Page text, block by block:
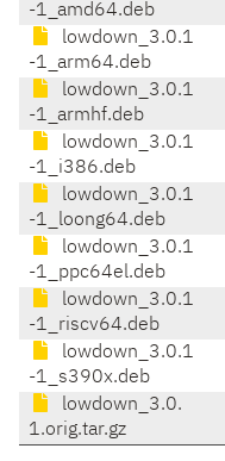
-1_amd64.deb
lowdown_3.0.1
-1_arm64.deb
lowdown_3.0.1
-1_armhf.deb
lowdown_3.0.1
-1_i386.deb
lowdown_3.0.1
-1_loong64.deb
lowdown_3.0.1
-1_ppc64el.deb
lowdown_3.0.1
-1_riscv64.deb
lowdown_3.0.1
-1_s390x.deb
lowdown_3.0.
1.orig.tar.gz